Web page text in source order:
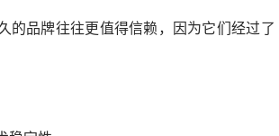
的品牌往往更值得信赖，因为它们经过了